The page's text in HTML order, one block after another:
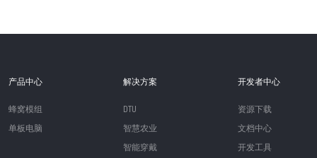
产品中心
蜂窝模组
单板电脑
解决方案
DTU
智慧农业
智能穿戴
开发者中心
资源下载
文档中心
开发工具